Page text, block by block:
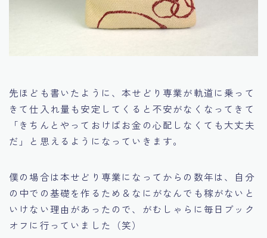
先ほども書いたように、本せどり専業が軌道に乗って
きて仕入れ量も安定してくると不安がなくなってきて
「きちんとやっておけばお金の心配しなくても大丈夫
だ」
と思えるようになっていきます。
僕の場合は本せどり専業になってからの数年は、自分
の中での基礎を作るため＆なにがなんでも稼がないと
いけない理由があったので、がむしゃらに毎日ブック
オフに行っていました（笑）